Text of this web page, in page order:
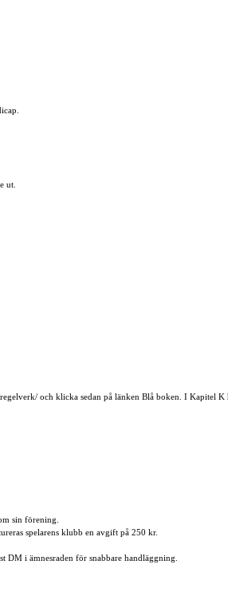
ut.
och klicka sedan på länken Blå boken. I Kapitel
sin förening.
spelarens klubb en avgift på 250 kr.
DM i ämnesraden för snabbare handläggning.